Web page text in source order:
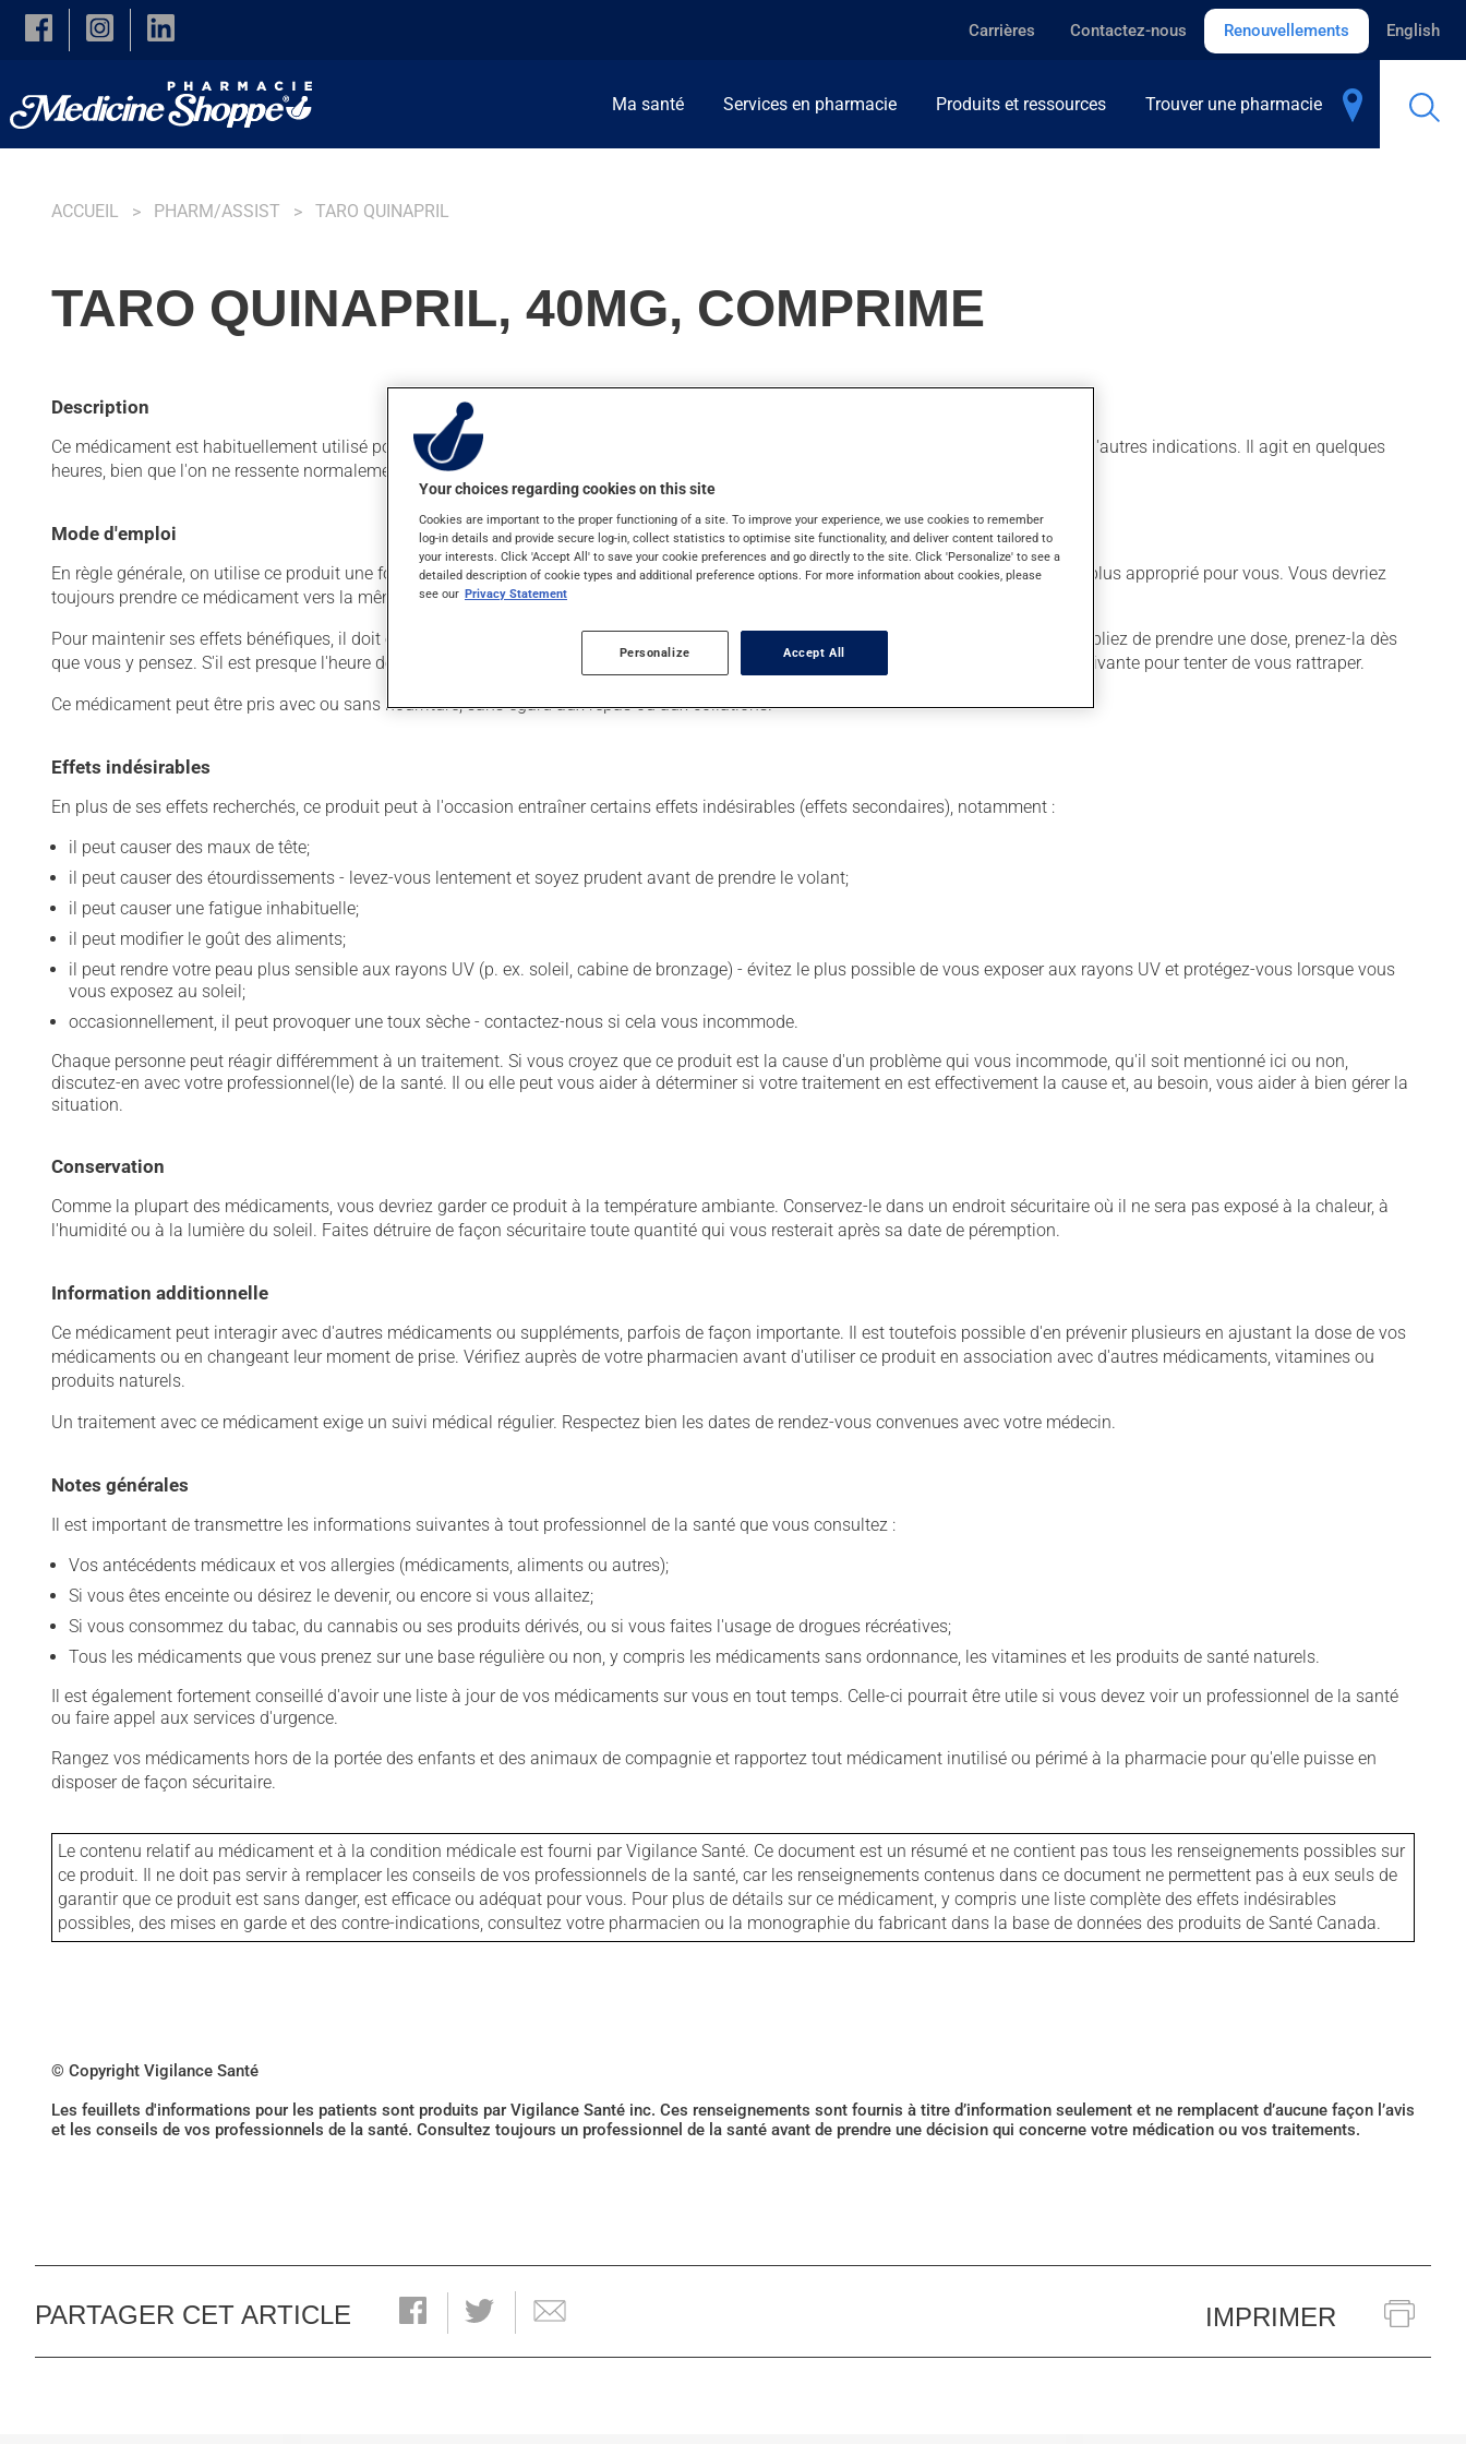
Skip to main content
Carrières Contactez-nous Renouvellements English
Ma santé Services en pharmacie Produits et ressources Trouver une pharmacie
ACCUEIL PHARM/ASSIST TARO QUINAPRIL
TARO QUINAPRIL, 40MG, COMPRIME
Description
Ce médicament est habituellement utilisé pour faciliter le travail du coeur ou pour diminuer la tension artérielle. On l'emploie aussi pour d'autres indications. Il agit en quelques
heures, bien que l'on ne ressente normalement pas son action.
Mode d'emploi
En règle générale, on utilise ce produit une fois par jour. Il est possible que votre pharmacien vous ait indiqué un horaire différent qui est plus approprié pour vous. Vous devriez
toujours prendre ce médicament vers la même heure, au même moment de la journée.
Pour maintenir ses effets bénéfiques, il doit être utilisé de façon régulière et continue. Assurez-vous de ne jamais en manquer. Si vous oubliez de prendre une dose, prenez-la dès
que vous y pensez. S'il est presque l'heure de votre dose suivante, laissez simplement tomber la dose oubliée. Ne doublez pas la dose suivante pour tenter de vous rattraper.
Ce médicament peut être pris avec ou sans nourriture, sans égard aux repas ou aux collations.
Effets indésirables
En plus de ses effets recherchés, ce produit peut à l'occasion entraîner certains effets indésirables (effets secondaires), notamment :
il peut causer des maux de tête;
il peut causer des étourdissements - levez-vous lentement et soyez prudent avant de prendre le volant;
il peut causer une fatigue inhabituelle;
il peut modifier le goût des aliments;
il peut rendre votre peau plus sensible aux rayons UV (p. ex. soleil, cabine de bronzage) - évitez le plus possible de vous exposer aux rayons UV et protégez-vous lorsque vous
vous exposez au soleil;
occasionnellement, il peut provoquer une toux sèche - contactez-nous si cela vous incommode.
Chaque personne peut réagir différemment à un traitement. Si vous croyez que ce produit est la cause d'un problème qui vous incommode, qu'il soit mentionné ici ou non,
discutez-en avec votre professionnel(le) de la santé. Il ou elle peut vous aider à déterminer si votre traitement en est effectivement la cause et, au besoin, vous aider à bien gérer la
situation.
Conservation
Comme la plupart des médicaments, vous devriez garder ce produit à la température ambiante. Conservez-le dans un endroit sécuritaire où il ne sera pas exposé à la chaleur, à
l'humidité ou à la lumière du soleil. Faites détruire de façon sécuritaire toute quantité qui vous resterait après sa date de péremption.
Information additionnelle
Ce médicament peut interagir avec d'autres médicaments ou suppléments, parfois de façon importante. Il est toutefois possible d'en prévenir plusieurs en ajustant la dose de vos
médicaments ou en changeant leur moment de prise. Vérifiez auprès de votre pharmacien avant d'utiliser ce produit en association avec d'autres médicaments, vitamines ou
produits naturels.
Un traitement avec ce médicament exige un suivi médical régulier. Respectez bien les dates de rendez-vous convenues avec votre médecin.
Notes générales
Il est important de transmettre les informations suivantes à tout professionnel de la santé que vous consultez :
Vos antécédents médicaux et vos allergies (médicaments, aliments ou autres);
Si vous êtes enceinte ou désirez le devenir, ou encore si vous allaitez;
Si vous consommez du tabac, du cannabis ou ses produits dérivés, ou si vous faites l'usage de drogues récréatives;
Tous les médicaments que vous prenez sur une base régulière ou non, y compris les médicaments sans ordonnance, les vitamines et les produits de santé naturels.
Il est également fortement conseillé d'avoir une liste à jour de vos médicaments sur vous en tout temps. Celle-ci pourrait être utile si vous devez voir un professionnel de la santé
ou faire appel aux services d'urgence.
Rangez vos médicaments hors de la portée des enfants et des animaux de compagnie et rapportez tout médicament inutilisé ou périmé à la pharmacie pour qu'elle puisse en
disposer de façon sécuritaire.
Le contenu relatif au médicament et à la condition médicale est fourni par Vigilance Santé. Ce document est un résumé et ne contient pas tous les renseignements possibles sur
ce produit. Il ne doit pas servir à remplacer les conseils de vos professionnels de la santé, car les renseignements contenus dans ce document ne permettent pas à eux seuls de
garantir que ce produit est sans danger, est efficace ou adéquat pour vous. Pour plus de détails sur ce médicament, y compris une liste complète des effets indésirables
possibles, des mises en garde et des contre-indications, consultez votre pharmacien ou la monographie du fabricant dans la base de données des produits de Santé Canada.
© Copyright Vigilance Santé
Les feuillets d'informations pour les patients sont produits par Vigilance Santé inc. Ces renseignements sont fournis à titre d’information seulement et ne remplacent d’aucune façon l’avis
et les conseils de vos professionnels de la santé. Consultez toujours un professionnel de la santé avant de prendre une décision qui concerne votre médication ou vos traitements.
PARTAGER CET ARTICLE IMPRIMER
Your choices regarding cookies on this site
Cookies are important to the proper functioning of a site. To improve your experience, we use cookies to remember
log-in details and provide secure log-in, collect statistics to optimise site functionality, and deliver content tailored to
your interests. Click 'Accept All' to save your cookie preferences and go directly to the site. Click 'Personalize' to see a
detailed description of cookie types and additional preference options. For more information about cookies, please
see our Privacy Statement
Personalize Accept All